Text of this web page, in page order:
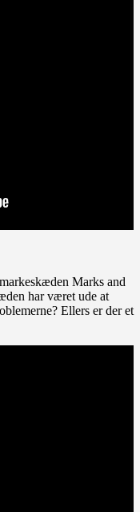
Marks and
har været ude at
Ellers er der et